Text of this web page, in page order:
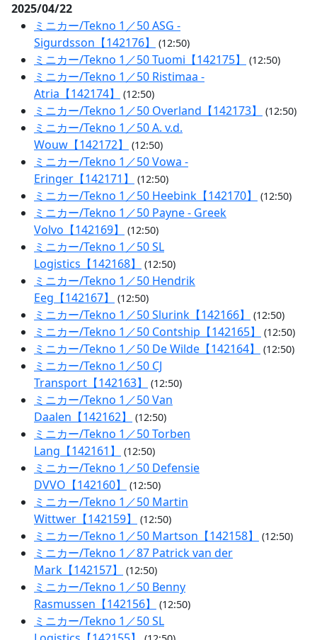
2025/04/22
ミニカー/Tekno 1／50 ASG -
Sigurdsson【142176】
(12:50)
ミニカー/Tekno 1／50 Tuomi【142175】 (12:50)
ミニカー/Tekno 1／50 Ristimaa -
Atria【142174】
(12:50)
ミニカー/Tekno 1／50 Overland【142173】 (12:50)
ミニカー/Tekno 1／50 A. v.d.
Wouw【142172】
(12:50)
ミニカー/Tekno 1／50 Vowa -
Eringer【142171】
(12:50)
ミニカー/Tekno 1／50 Heebink【142170】 (12:50)
ミニカー/Tekno 1／50 Payne - Greek
Volvo【142169】
(12:50)
ミニカー/Tekno 1／50 SL
Logistics【142168】
(12:50)
ミニカー/Tekno 1／50 Hendrik
Eeg【142167】
(12:50)
ミニカー/Tekno 1／50 Slurink【142166】 (12:50)
ミニカー/Tekno 1／50 Contship【142165】 (12:50)
ミニカー/Tekno 1／50 De Wilde【142164】 (12:50)
ミニカー/Tekno 1／50 CJ
Transport【142163】
(12:50)
ミニカー/Tekno 1／50 Van
Daalen【142162】
(12:50)
ミニカー/Tekno 1／50 Torben
Lang【142161】
(12:50)
ミニカー/Tekno 1／50 Defensie
DVVO【142160】
(12:50)
ミニカー/Tekno 1／50 Martin
Wittwer【142159】
(12:50)
ミニカー/Tekno 1／50 Martson【142158】 (12:50)
ミニカー/Tekno 1／87 Patrick van der
Mark【142157】
(12:50)
ミニカー/Tekno 1／50 Benny
Rasmussen【142156】
(12:50)
ミニカー/Tekno 1／50 SL